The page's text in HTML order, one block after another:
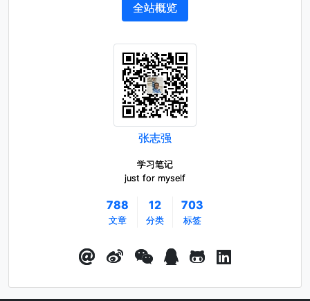
全站概览
张志强
学习笔记
just for myself
788
文章
12
分类
703
标签